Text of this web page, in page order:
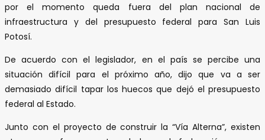
por el momento queda fuera del plan nacional de
infraestructura y del presupuesto federal para San Luis
Potosí.
De acuerdo con el legislador, en el país se percibe una
situación difícil para el próximo año, dijo que va a ser
demasiado difícil tapar los huecos que dejó el presupuesto
federal al Estado.
Junto con el proyecto de construir la “Vía Alterna”, existen